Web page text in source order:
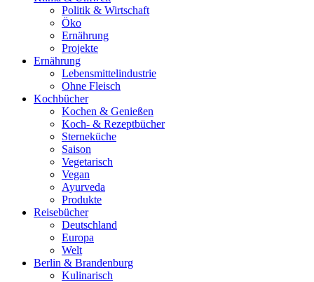
Politik & Wirtschaft
Öko
Ernährung
Projekte
Ernährung
Lebensmittelindustrie
Ohne Fleisch
Kochbücher
Kochen & Genießen
Koch- & Rezeptbücher
Sterneküche
Saison
Vegetarisch
Vegan
Ayurveda
Produkte
Reisebücher
Deutschland
Europa
Welt
Berlin & Brandenburg
Kulinarisch